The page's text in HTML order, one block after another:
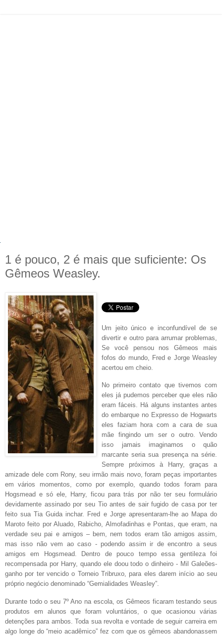
1 é pouco, 2 é mais que suficiente: Os
Gêmeos Weasley.
Um jeito único e inconfundível de se
divertir e outro para arrumar problemas,
Se você pensou nos Gêmeos mais
fofos do mundo, Fred e Jorge Weasley
acertou em cheio.
No primeiro contato que tivemos com
eles já pudemos perceber que eles não
eram fáceis. Há alguns instantes antes
do embarque no Expresso de Hogwarts
eles faziam hora com a cara de sua
mãe fingindo um ser o outro. Vendo
isso jamais imaginamos o quão
marcante seria sua presença na série.
Sempre próximos à Harry, graças a
amizade dele com Rony, seu irmão mais novo, foram peças importantes
em vários momentos, como por exemplo, quando todos foram para
Hogsmead e só ele, Harry, ficou para trás por não ter seu formulário
devidamente assinado por seu Tio antes de sair fugido de casa por ter
feito sua Tia Guida inchar. Fred e Jorge apresentaram-lhe ao Mapa do
Maroto feito por Aluado, Rabicho, Almofadinhas e Pontas, que eram, na
verdade seu pai e amigos – bem, nem todos eram tão amigos assim,
mas isso não vem ao caso - podendo assim ir de encontro a seus
amigos em Hogsmead. Dentro de pouco tempo essa gentileza foi
recompensada por Harry, quando ele doou todo o dinheiro - Mil Galeões-
ganho por ter vencido o Torneio Tribruxo, para eles darem início ao seu
próprio negócio denominado “Gemialidades Weasley”.
Durante todo o seu 7º Ano na escola, os Gêmeos ficaram testando seus
produtos em alunos que foram voluntários, o que ocasionou várias
detenções para ambos. Toda sua revolta e vontade de seguir carreira em
algo longe do “meio acadêmico” fez com que os gêmeos abandonassem